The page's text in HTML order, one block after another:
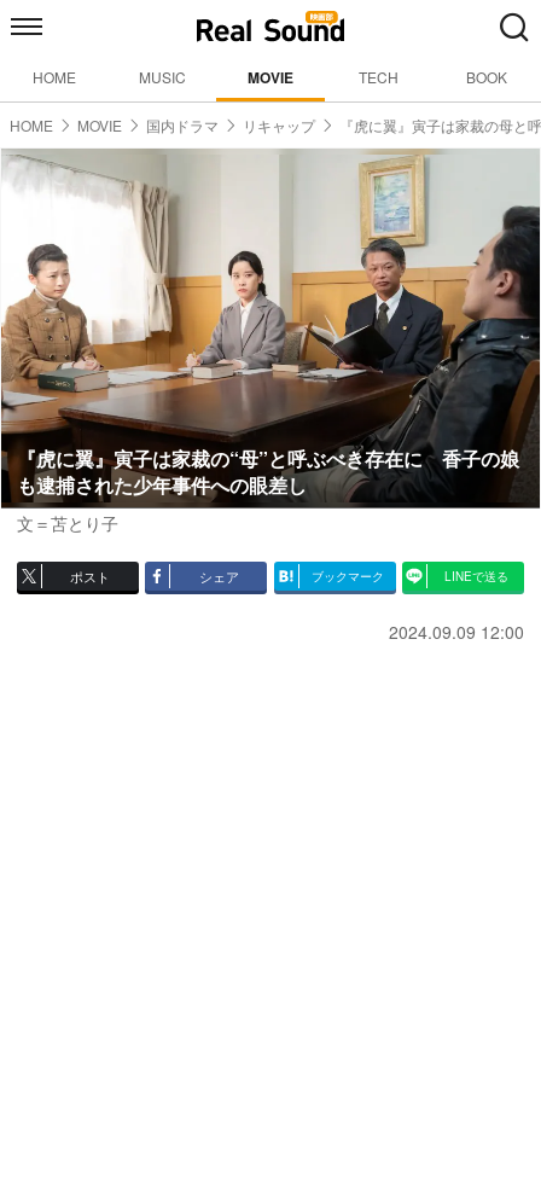
HOME MUSIC MOVIE TECH BOOK
HOME MOVIE 国内ドラマ リキャップ 『虎に翼』寅子は家裁の母と
『虎に翼』寅子は家裁の“母”と呼ぶべき存在に 香子の娘
も逮捕された少年事件への眼差し
文＝苫とり子
ポスト シェア ブックマーク LINEで送る
2024.09.09 12:00